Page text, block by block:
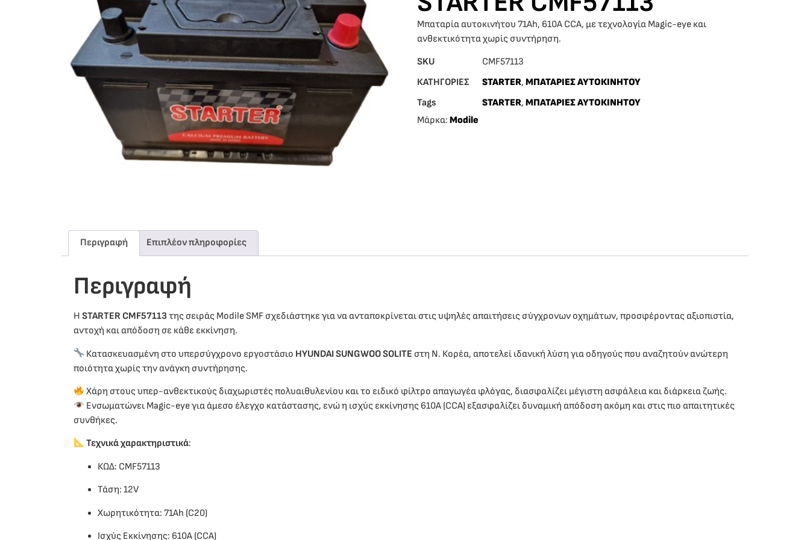
Μπαταρία αυτοκινήτου 71Ah, 610A CCA, με τεχνολογία Magic-eye και
ανθεκτικότητα χωρίς συντήρηση.
SKU
CMF57113
ΚΑΤΗΓΟΡΙΕΣ
STARTER, ΜΠΑΤΑΡΙΕΣ ΑΥΤΟΚΙΝΗΤΟΥ
Tags
STARTER, ΜΠΑΤΑΡΙΕΣ ΑΥΤΟΚΙΝΗΤΟΥ
Μάρκα: Modile
Περιγραφή Επιπλέον πληροφορίες
Περιγραφή
Η STARTER CMF57113 της σειράς Modile SMF σχεδιάστηκε για να ανταποκρίνεται στις υψηλές απαιτήσεις σύγχρονων οχημάτων, προσφέροντας αξιοπιστία,
αντοχή και απόδοση σε κάθε εκκίνηση.
Κατασκευασμένη στο υπερσύγχρονο εργοστάσιο HYUNDAI SUNGWOO SOLITE στη Ν. Κορέα, αποτελεί ιδανική λύση για οδηγούς που αναζητούν ανώτερη
ποιότητα χωρίς την ανάγκη συντήρησης.
Χάρη στους υπερ-ανθεκτικούς διαχωριστές πολυαιθυλενίου και το ειδικό φίλτρο απαγωγέα φλόγας, διασφαλίζει μέγιστη ασφάλεια και διάρκεια ζωής.
Ενσωματώνει Magic-eye για άμεσο έλεγχο κατάστασης, ενώ η ισχύς εκκίνησης 610A (CCA) εξασφαλίζει δυναμική απόδοση ακόμη και στις πιο απαιτητικές
συνθήκες.
Τεχνικά χαρακτηριστικά:
ΚΩΔ: CMF57113
Τάση: 12V
Χωρητικότητα: 71Ah (C20)
Ισχύς Εκκίνησης: 610A (CCA)